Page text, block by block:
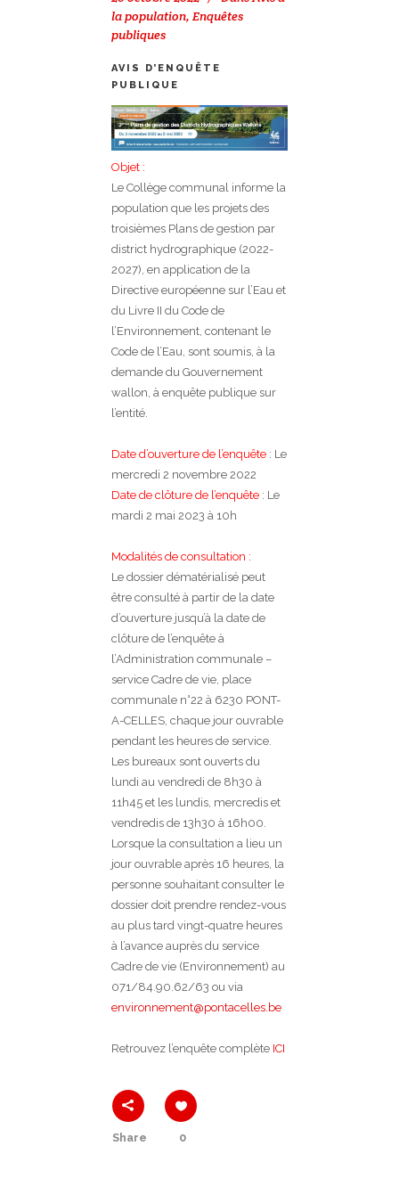
la population, Enquêtes
publiques
AVIS D’ENQUÊTE
PUBLIQUE
Objet :
Le Collège communal informe la
population que les projets des
troisièmes Plans de gestion par
district hydrographique (2022-
2027), en application de la
Directive européenne sur l’Eau et
du Livre II du Code de
l’Environnement, contenant le
Code de l’Eau, sont soumis, à la
demande du Gouvernement
wallon, à enquête publique sur
l’entité.
Date d’ouverture de l’enquête : Le
mercredi 2 novembre 2022
Date de clôture de l’enquête : Le
mardi 2 mai 2023 à 10h
Modalités de consultation :
Le dossier dématérialisé peut
être consulté à partir de la date
d’ouverture jusqu’à la date de
clôture de l’enquête à
l’Administration communale –
service Cadre de vie, place
communale n°22 à 6230 PONT-
A-CELLES, chaque jour ouvrable
pendant les heures de service.
Les bureaux sont ouverts du
lundi au vendredi de 8h30 à
11h45 et les lundis, mercredis et
vendredis de 13h30 à 16h00.
Lorsque la consultation a lieu un
jour ouvrable après 16 heures, la
personne souhaitant consulter le
dossier doit prendre rendez-vous
au plus tard vingt-quatre heures
à l’avance auprès du service
Cadre de vie (Environnement) au
071/84.90.62/63 ou via
environnement@pontacelles.be
Retrouvez l’enquête complète ICI
Share 0